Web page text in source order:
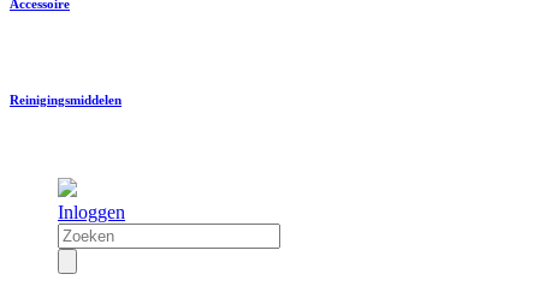
Accessoire
Reinigingsmiddelen
Inloggen